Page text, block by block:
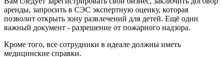
аренды, запросить в СЭС экспертную оценку, которая
позволит открыть зону развлечений для детей. Ещё один
важный документ - разрешение от пожарного надзора.
Кроме того, все сотрудники в идеале должны иметь
медицинские справки.